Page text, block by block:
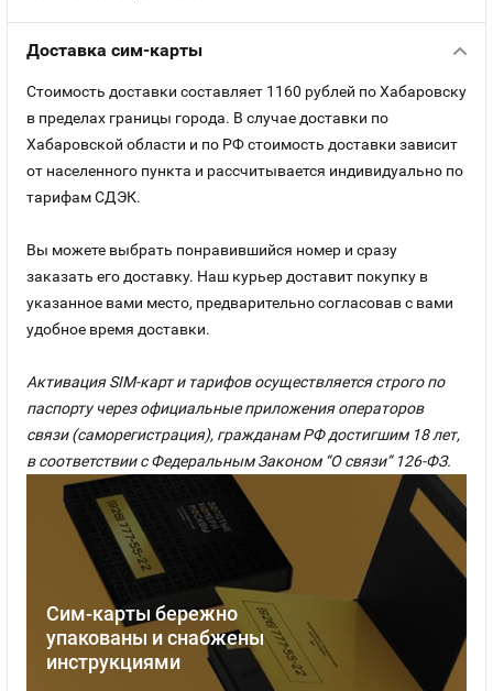
Доставка сим-карты
Сим-карты бережно
упакованы и снабжены
инструкциями
Стоимость доставки составляет 1160 рублей по Хабаровску
в пределах границы города. В случае доставки по
Хабаровской области и по РФ стоимость доставки зависит
от населенного пункта и рассчитывается индивидуально по
тарифам СДЭК.
Вы можете выбрать понравившийся номер и сразу
заказать его доставку. Наш курьер доставит покупку в
указанное вами место, предварительно согласовав с вами
удобное время доставки.
Активация SIM-карт и тарифов осуществляется строго по
паспорту через официальные приложения операторов
связи (саморегистрация), гражданам РФ достигшим 18 лет,
в соответствии с Федеральным Законом “О связи” 126-ФЗ.